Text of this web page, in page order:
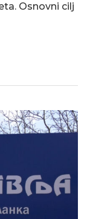
Osnovni cilj